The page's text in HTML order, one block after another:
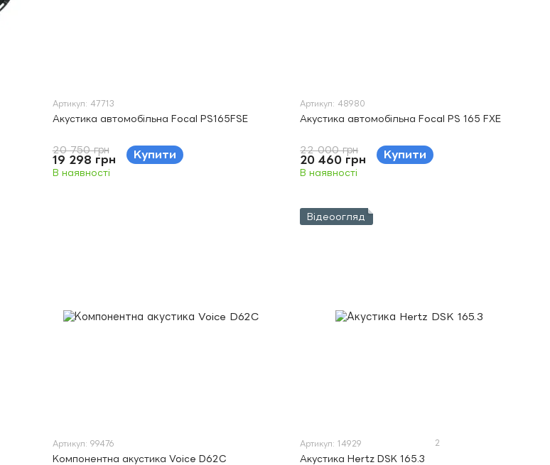
Артикул: 47713
Акустика автомобільна Focal PS165FSE
20 750 грн
19 298 грн Купити
В наявності
Артикул: 48980
Акустика автомобільна Focal PS 165 FXE
22 000 грн
20 460 грн Купити
В наявності
Артикул: 99476
Компонентна акустика Voice D62C
Відеоогляд
Артикул: 14929 2
Акустика Hertz DSK 165.3